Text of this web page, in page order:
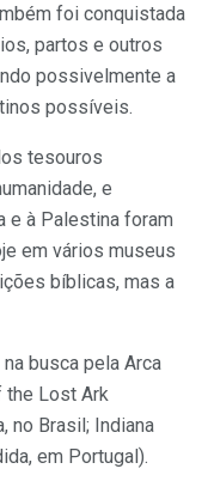
foi conquistada
partos e outros
possivelmente a
possíveis.
tesouros
e
e à Palestina foram
em vários museus
bíblicas, mas a
busca pela Arca
the Lost Ark
no Brasil; Indiana
em Portugal).